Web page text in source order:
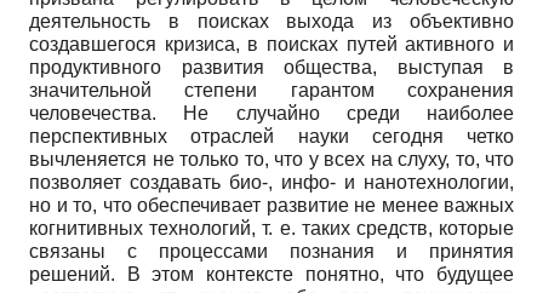
деятельность в поисках выхода из объективно
создавшегося кризиса, в поисках путей активного и
продуктивного развития общества, выступая в
значительной степени гарантом сохранения
человечества. Не случайно среди наиболее
перспективных отраслей науки сегодня четко
вычленяется не только то, что у всех на слуху, то, что
позволяет создавать био-, инфо- и нанотехнологии,
но и то, что обеспечивает развитие не менее важных
когнитивных технологий, т. е. таких средств, которые
связаны с процессами познания и принятия
решений. В этом контексте понятно, что будущее